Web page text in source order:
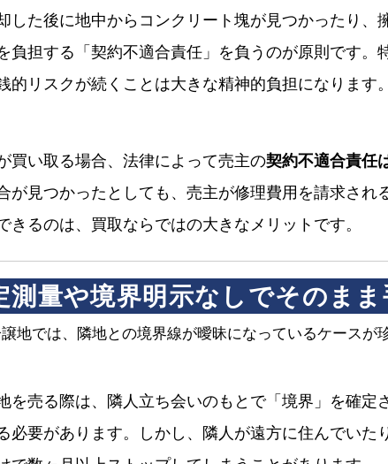
した後に地中からコンクリート塊が見つかったり、
負担する「契約不適合責任」を負うのが原則です。
的リスクが続くことは大きな精神的負担になります。
買い取る場合、法律によって売主の契約不適合責任
が見つかったとしても、売主が修理費用を請求され
きるのは、買取ならではの大きなメリットです。
測量や境界明示なしでそのまま
地では、隣地との境界線が曖昧になっているケースが
を売る際は、隣人立ち会いのもとで「境界」を確定
必要があります。しかし、隣人が遠方に住んでいた